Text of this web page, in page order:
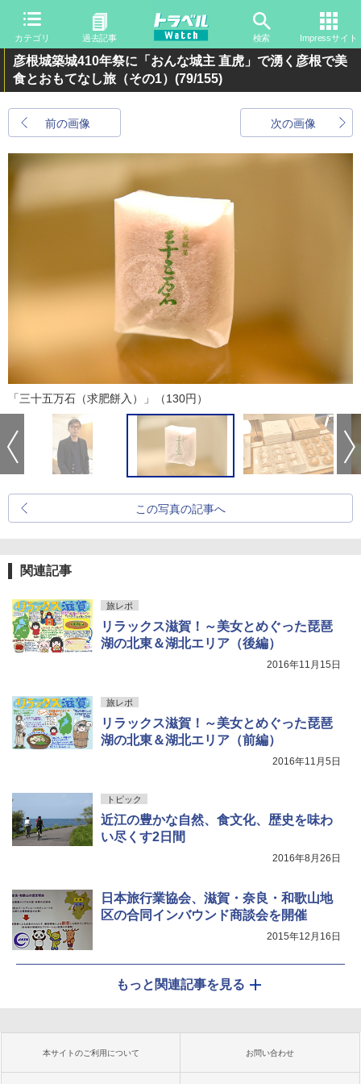
カテゴリ 過去記事 検索 Impressサイト
彦根城築城410年祭に「おんな城主 直虎」で湧く彦根で美
食とおもてなし旅（その1） (79/155)
前の画像 次の画像
「三十五万石（求肥餅入）」（130円）
この写真の記事へ
関連記事
旅レポ
リラックス滋賀！～美女とめぐった琵琶
湖の北東＆湖北エリア（後編）
2016年11月15日
旅レポ
リラックス滋賀！～美女とめぐった琵琶
湖の北東＆湖北エリア（前編）
2016年11月5日
トピック
近江の豊かな自然、食文化、歴史を味わ
い尽くす2日間
2016年8月26日
日本旅行業協会、滋賀・奈良・和歌山地
区の合同インバウンド商談会を開催
2015年12月16日
もっと関連記事を見る
本サイトのご利用について お問い合わせ